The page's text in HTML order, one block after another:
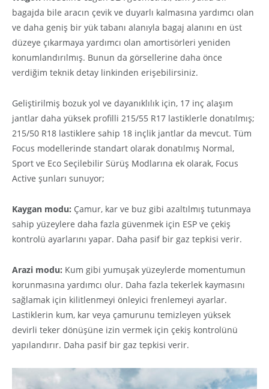
bagajda bile aracın çevik ve duyarlı kalmasına yardımcı olan
ve daha geniş bir yük tabanı alanıyla bagaj alanını en üst
düzeye çıkarmaya yardımcı olan amortisörleri yeniden
konumlandırılmış. Bunun da görsellerine daha önce
verdiğim teknik detay linkinden erişebilirsiniz.
Geliştirilmiş bozuk yol ve dayanıklılık için, 17 inç alaşım
jantlar daha yüksek profilli 215/55 R17 lastiklerle donatılmış;
215/50 R18 lastiklere sahip 18 inçlik jantlar da mevcut. Tüm
Focus modellerinde standart olarak donatılmış Normal,
Sport ve Eco Seçilebilir Sürüş Modlarına ek olarak, Focus
Active şunları sunuyor;
Kaygan modu: Çamur, kar ve buz gibi azaltılmış tutunmaya
sahip yüzeylere daha fazla güvenmek için ESP ve çekiş
kontrolü ayarlarını yapar. Daha pasif bir gaz tepkisi verir.
Arazi modu: Kum gibi yumuşak yüzeylerde momentumun
korunmasına yardımcı olur. Daha fazla tekerlek kaymasını
sağlamak için kilitlenmeyi önleyici frenlemeyi ayarlar.
Lastiklerin kum, kar veya çamurunu temizleyen yüksek
devirli teker dönüşüne izin vermek için çekiş kontrolünü
yapılandırır. Daha pasif bir gaz tepkisi verir.